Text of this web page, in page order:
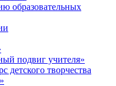
образовательных
подвиг учителя»
творчества